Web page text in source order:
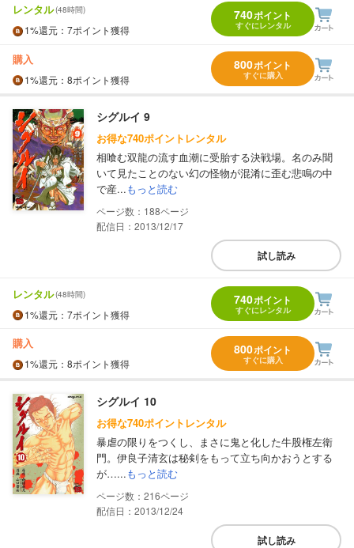
レンタル(48時間)
1%還元 ：7ポイント獲得
740ポイント
すぐにレンタル
購入
1%還元 ：8ポイント獲得
800ポイント
すぐに購入
シグルイ 9
お得な740ポイントレンタル
相喰む双龍の流す血潮に受胎する決戦場。名のみ聞
いて見たことのない幻の怪物が混淆に歪む悲鳴の中
で産...もっと読む
188
配信日：2013/12/17
試し読み
レンタル(48時間)
1%還元 ：7ポイント獲得
740ポイント
すぐにレンタル
購入
1%還元 ：8ポイント獲得
800ポイント
すぐに購入
シグルイ 10
お得な740ポイントレンタル
暴虐の限りをつくし、まさに鬼と化した牛股権左衛
門。伊良子清玄は秘剣をもって立ち向かおうとする
が…...もっと読む
216
配信日：2013/12/24
試し読み